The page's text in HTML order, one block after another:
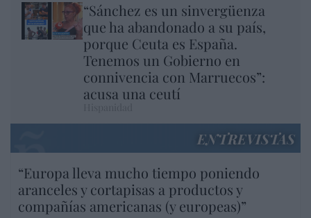
“Sánchez es un sinvergüenza
que ha abandonado a su país,
porque Ceuta es España.
Tenemos un Gobierno en
connivencia con Marruecos”:
acusa una ceutí
ENTREVISTAS
“Europa lleva mucho tiempo poniendo
aranceles y cortapisas a productos y
compañías americanas (y europeas)”